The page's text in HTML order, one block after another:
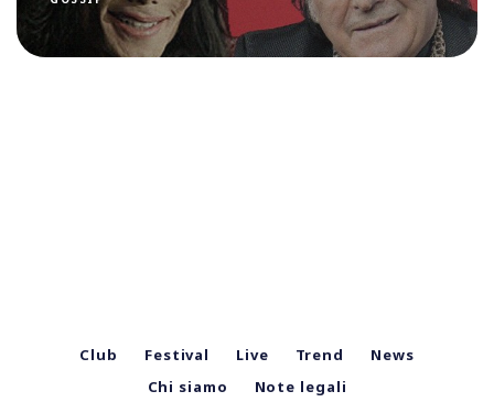
Club Festival Live Trend
News
Chi siamo
Note legali